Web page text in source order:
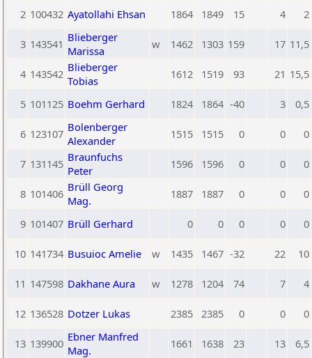
2 100432 Ayatollahi Ehsan 1864 1849 15 4 2
3 143541 Blieberger
Marissa
w 1462 1303 159 17 11,5
4 143542 Blieberger
Tobias
1612 1519 93 21 15,5
5 101125 Boehm Gerhard 1824 1864 -40 3 0,5
6 123107 Bolenberger
Alexander
1515 1515 0 0 0
7 131145 Braunfuchs
Peter
1596 1596 0 0 0
8 101406 Brüll Georg
Mag.
1887 1887 0 0 0
9 101407 Brüll Gerhard 0 0 0 0 0
10 141734 Busuioc Amelie w 1435 1467 -32 22 10
11 147598 Dakhane Aura w 1278 1204 74 7 4
12 136528 Dotzer Lukas 2385 2385 0 0 0
13 139900 Ebner Manfred
Mag.
1661 1638 23 13 6,5